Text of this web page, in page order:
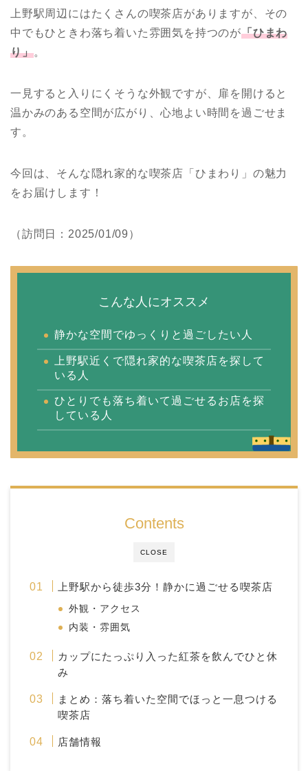
上野駅周辺にはたくさんの喫茶店がありますが、その
中でもひときわ落ち着いた雰囲気を持つのが「ひまわ
り」。
一見すると入りにくそうな外観ですが、扉を開けると
温かみのある空間が広がり、心地よい時間を過ごせま
す。
今回は、そんな隠れ家的な喫茶店「ひまわり」の魅力
をお届けします！
（訪問日：2025/01/09）
こんな人にオススメ
静かな空間でゆっくりと過ごしたい人
上野駅近くで隠れ家的な喫茶店を探して
いる人
ひとりでも落ち着いて過ごせるお店を探
している人
CLOSE
Contents
上野駅から徒歩3分！静かに過ごせる喫茶店
外観・アクセス
内装・雰囲気
カップにたっぷり入った紅茶を飲んでひと休
み
まとめ：落ち着いた空間でほっと一息つける
喫茶店
店舗情報